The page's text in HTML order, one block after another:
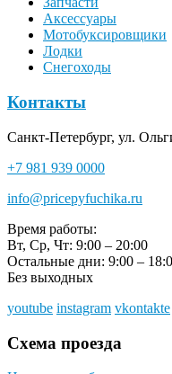
Аксессуары
Мотобуксировщики
Лодки
Снегоходы
Контакты
Санкт-Петербург, ул.
+7 981 939 0000
info@pricepyfuchika.ru
Время работы:
Вт, Ср, Чт: 9:00 – 20:00
Остальные дни: 9:00 –
Без выходных
youtube instagram vkontakte
Схема проезда